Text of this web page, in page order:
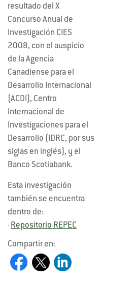
resultado del X
Concurso Anual de
Investigación CIES
2008, con el auspicio
de la Agencia
Canadiense para el
Desarrollo Internacional
(ACDI), Centro
Internacional de
Investigaciones para el
Desarrollo (IDRC, por sus
siglas en inglés), y el
Banco Scotiabank.
Esta investigación
también se encuentra
dentro de:
- Repositorio REPEC
Compartir en: